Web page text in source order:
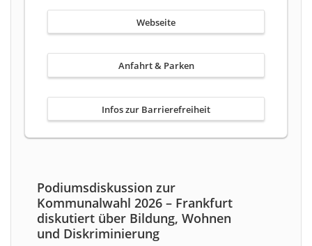
Webseite
Anfahrt & Parken
Infos zur Barrierefreiheit
Podiumsdiskussion zur
Kommunalwahl 2026 – Frankfurt
diskutiert über Bildung, Wohnen
und Diskriminierung